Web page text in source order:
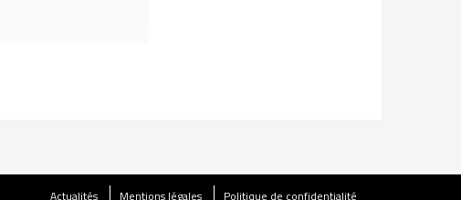
Actualités Mentions légales Politique de confidentialité